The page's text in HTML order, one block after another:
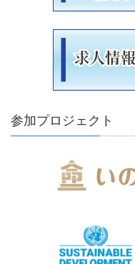
参加プロジェクト